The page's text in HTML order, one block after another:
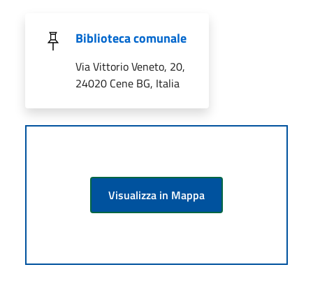
Biblioteca comunale
Via Vittorio Veneto, 20,
24020 Cene BG, Italia
Visualizza in Mappa